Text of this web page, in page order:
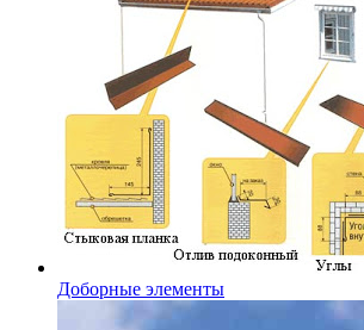
Доборные элементы